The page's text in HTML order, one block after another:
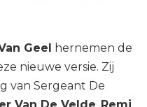
Geel hernemen de
nieuwe versie. Zij
van Sergeant De
Van De Velde. Remi